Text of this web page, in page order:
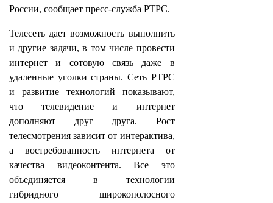
России, сообщает пресс-служба РТРС.
Телесеть дает возможность выполнить
и другие задачи, в том числе провести
интернет и сотовую связь даже в
удаленные уголки страны. Сеть РТРС
и развитие технологий показывают,
что телевидение и интернет
дополняют друг друга. Рост
телесмотрения зависит от интерактива,
а востребованность интернета от
качества видеоконтента. Все это
объединяется в технологии
гибридного широкополосного